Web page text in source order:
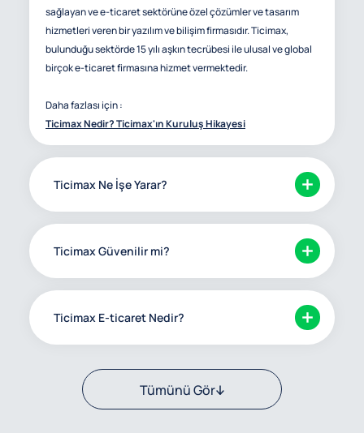
sağlayan ve e-ticaret sektörüne özel çözümler ve tasarım
hizmetleri veren bir yazılım ve bilişim firmasıdır. Ticimax,
bulunduğu sektörde 15 yılı aşkın tecrübesi ile ulusal ve global
birçok e-ticaret firmasına hizmet vermektedir.
Daha fazlası için :
Ticimax Nedir? Ticimax'ın Kuruluş Hikayesi
Ticimax Ne İşe Yarar?
Ticimax Güvenilir mi?
Ticimax E-ticaret Nedir?
Tümünü Gör